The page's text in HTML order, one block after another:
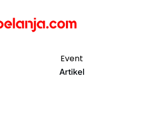
Event
Artikel